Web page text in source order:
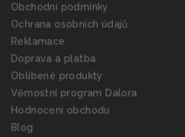
Obchodní podmínky
Ochrana osobních údajů
Reklamace
Doprava a platba
Oblíbené produkty
Věrnostní program Dalora
Hodnocení obchodu
Blog